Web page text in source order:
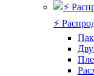
⚡️